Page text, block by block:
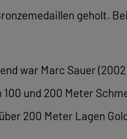
geholt.
war Marc Sauer
100 und 200 Meter
200 Meter Lagen